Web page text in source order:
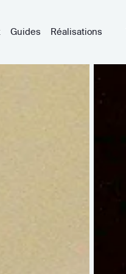
Guides Réalisations